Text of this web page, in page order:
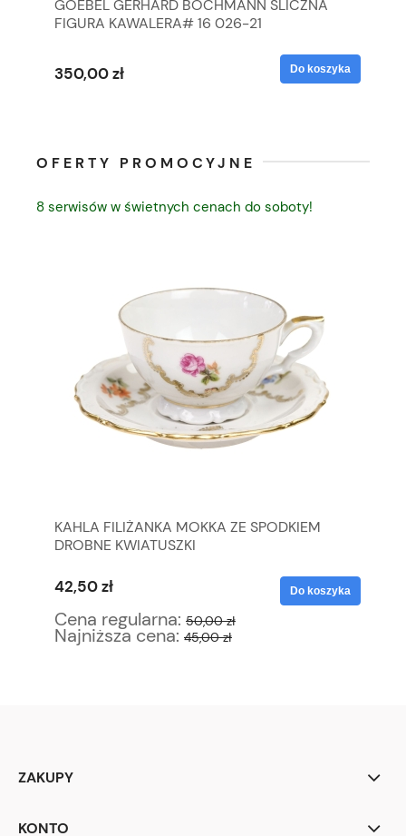
GOEBEL GERHARD BOCHMANN ŚLICZNA
FIGURA KAWALERA# 16 026-21
350,00 zł Do koszyka
OFERTY PROMOCYJNE
8 serwisów w świetnych cenach do soboty!
KAHLA FILIŻANKA MOKKA ZE SPODKIEM
DROBNE KWIATUSZKI
42,50 zł
Cena regularna: 50,00 zł
Najniższa cena: 45,00 zł
Do koszyka
ZAKUPY
KONTO